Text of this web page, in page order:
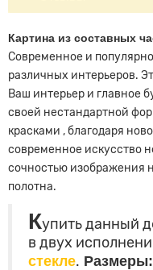
Картина из составных
Современное и
различных интерьеров.
Ваш интерьер и главное
своей нестандартной
красками , благодаря
современное искусство
сочностью изображения
полотна.
Купить данный
в двух
стекле. Размеры: